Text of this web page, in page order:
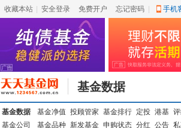
收藏本站 安全登录 免费开户 忘记密码 手机
基金数据
基金数据 基金净值 投顾管家 基金排行 定投 港基
基金公司
基金品种 新发基金 申购状态 分红 公告